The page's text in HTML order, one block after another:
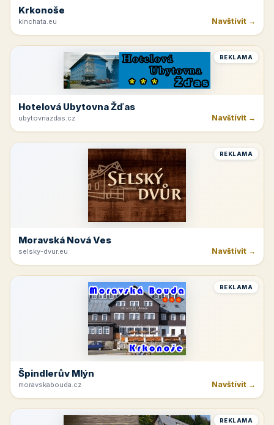
Krkonoše
kinchata.eu Navštívit →
REKLAMA
Hotelová Ubytovna Žďas
ubytovnazdas.cz Navštívit →
REKLAMA
Moravská Nová Ves
selsky-dvur.eu Navštívit →
REKLAMA
Špindlerův Mlýn
moravskabouda.cz Navštívit →
REKLAMA